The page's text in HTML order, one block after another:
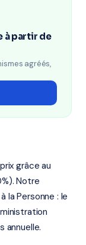
à partir de
agréés,
grâce au
Notre
la Personne : le
annuelle.